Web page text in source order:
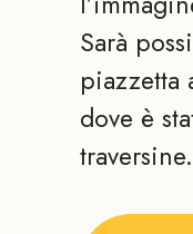
Sarà
piazzetta
dove è
traversine.